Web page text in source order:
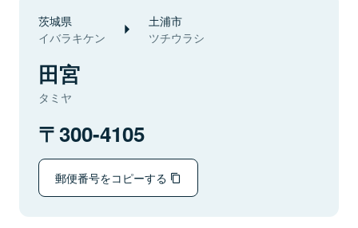
茨城県
イバラキケン
土浦市
ツチウラシ
田宮
タミヤ
300-4105
郵便番号をコピーする